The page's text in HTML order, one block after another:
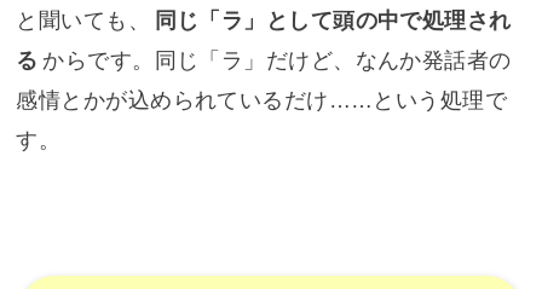
と聞いても、
同じ「ラ」として頭の中で処理され
る からです。同じ「ラ」だけど、なんか発話者の
感情とかが込められているだけ……という処理で
す。